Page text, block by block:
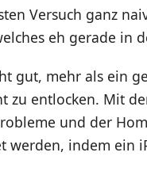
Versuch ganz
eh gerade in
gut, mehr als ein
zu entlocken. Mit
und der
werden, indem ein